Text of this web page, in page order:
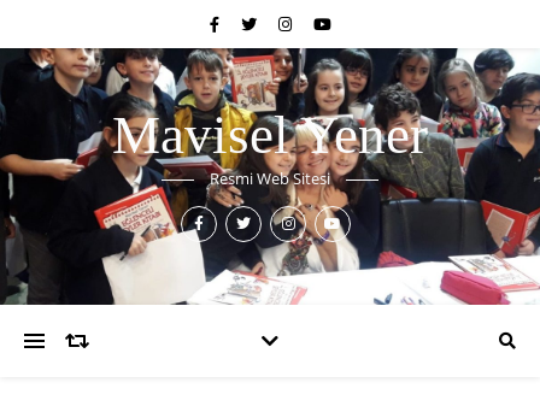
Mavisel Yener
Resmi Web Sitesi